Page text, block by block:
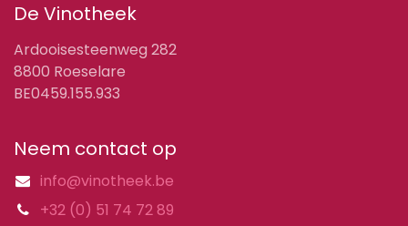
De Vinotheek
Ardooisesteenweg 282
8800 Roeselare
BE0459.155.933
Neem contact op
info@vinotheek.be
+32 (0) 51 74 72 89